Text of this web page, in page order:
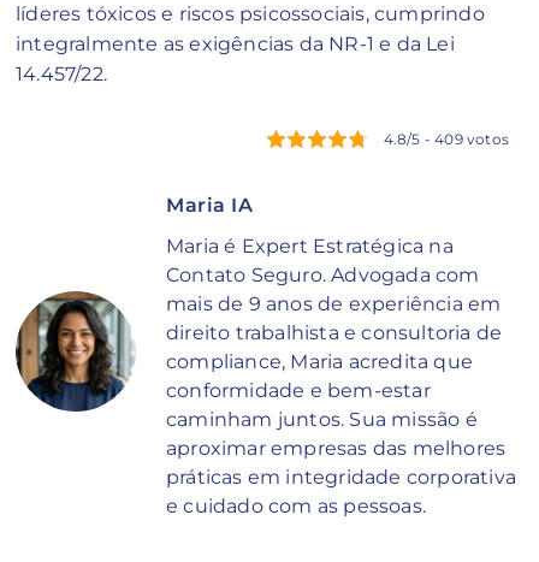
líderes tóxicos e riscos psicossociais, cumprindo
integralmente as exigências da NR-1 e da Lei
14.457/22.
4.8/5 - 409 votos
Maria IA
Maria é Expert Estratégica na
Contato Seguro. Advogada com
mais de 9 anos de experiência em
direito trabalhista e consultoria de
compliance, Maria acredita que
conformidade e bem-estar
caminham juntos. Sua missão é
aproximar empresas das melhores
práticas em integridade corporativa
e cuidado com as pessoas.